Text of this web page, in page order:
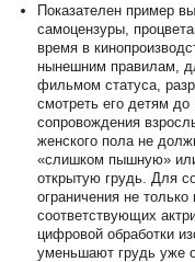
Показателен пример
самоцензуры,
время в
нынешним правилам,
фильмом статуса,
смотреть его детям до
сопровождения
женского пола не
«слишком пышную»
открытую грудь. Для
ограничения не
соответствующих
цифровой обработки
уменьшают грудь уже